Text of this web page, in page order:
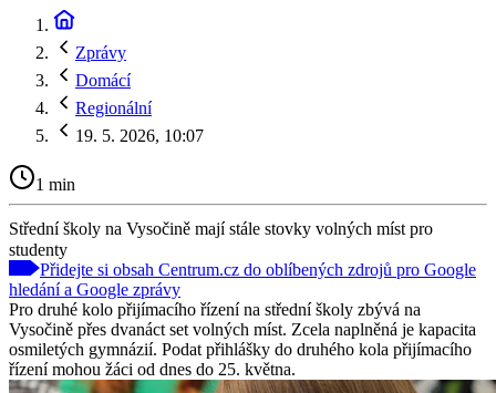
Zprávy
Domácí
Regionální
19. 5. 2026, 10:07
1 min
Střední školy na Vysočině mají stále stovky volných míst pro
studenty
Přidejte si obsah Centrum.cz do oblíbených zdrojů pro Google
hledání a Google zprávy
Pro druhé kolo přijímacího řízení na střední školy zbývá na
Vysočině přes dvanáct set volných míst. Zcela naplněná je kapacita
osmiletých gymnázií. Podat přihlášky do druhého kola přijímacího
řízení mohou žáci od dnes do 25. května.